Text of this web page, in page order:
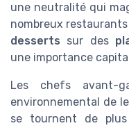
une neutralité qui
nombreux
desserts sur des
une importance
Les chefs avant-
environnemental de
se tournent de